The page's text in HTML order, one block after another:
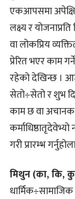
एकआपसमा
लक्ष्य र योजनाप्रति
वा लोकप्रिय
प्रेरित भएर काम
रहेको देखिन्छ ।
सेतो÷सेतो र शुभ
काम छ वा
गरी प्रारम्भ
मिथुन (का, कि,